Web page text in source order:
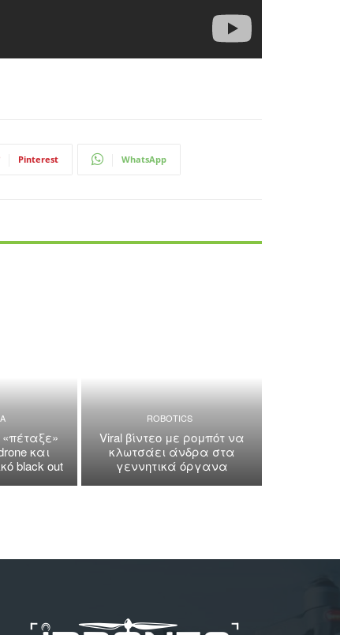
Pinterest WhatsApp
και
black out
ROBOTICS
Viral βίντεο με ρομπότ να
κλωτσάει άνδρα στα
γεννητικά όργανα